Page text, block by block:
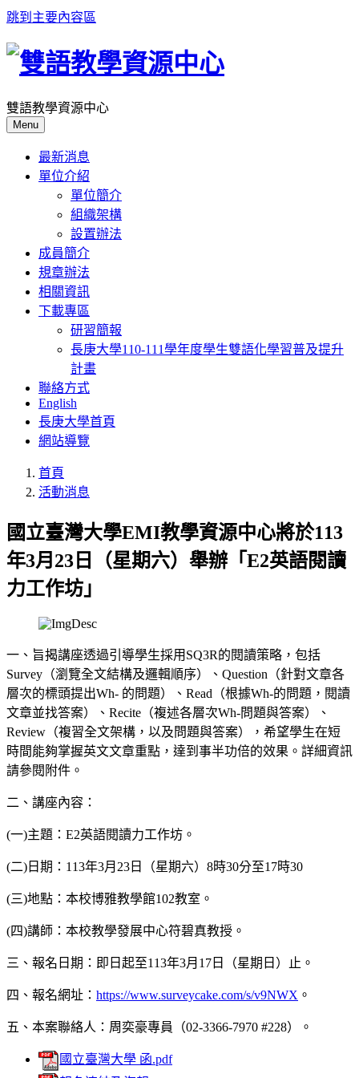
跳到主要內容區
雙語教學資源中心
Menu
最新消息
單位介紹
單位簡介
組織架構
設置辦法
成員簡介
規章辦法
相關資訊
下載專區
研習簡報
長庚大學110-111學年度學生雙語化學習普及提升
計畫
聯絡方式
English
長庚大學首頁
網站導覽
首頁
活動消息
國立臺灣大學EMI教學資源中心將於113
年3月23日（星期六）舉辦「E2英語閱讀
力工作坊」
一、旨揭講座透過引導學生採用SQ3R的閱讀策略，包括
Survey（瀏覽全文結構及邏輯順序）、Question（針對文章各
層次的標頭提出Wh- 的問題）、Read（根據Wh-的問題，閱讀
文章並找答案）、Recite（複述各層次Wh-問題與答案）、
Review（複習全文架構，以及問題與答案），希望學生在短
時間能夠掌握英文文章重點，達到事半功倍的效果。詳細資訊
請參閱附件。
二、講座內容：
(一)主題：E2英語閱讀力工作坊。
(二)日期：113年3月23日（星期六）8時30分至17時30
(三)地點：本校博雅教學館102教室。
(四)講師：本校教學發展中心符碧真教授。
三、報名日期：即日起至113年3月17日（星期日）止。
四、報名網址： https://www.surveycake.com/s/v9NWX 。
五、本案聯絡人：周奕豪專員（02-3366-7970 #228）。
國立臺灣大學 函.pdf